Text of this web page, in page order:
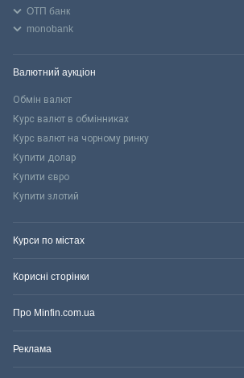
ОТП банк
monobank
Валютний аукціон
Обмін валют
Курс валют в обмінниках
Курс валют на чорному ринку
Купити долар
Купити євро
Купити злотий
Курси по містах
Корисні сторінки
Про Minfin.com.ua
Реклама